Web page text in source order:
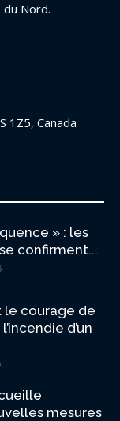
Nord.
1Z5, Canada
» : les
confirment...
le courage de
d’un
mesures